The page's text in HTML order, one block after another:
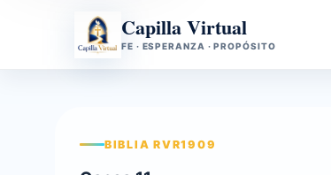
Capilla Virtual
FE · ESPERANZA · PROPÓSITO
BIBLIA RVR1909